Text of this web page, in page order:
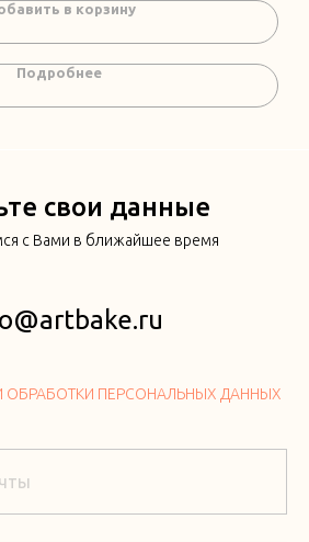
в корзину
Подробнее
свои данные
с Вами в ближайшее время
ОБРАБОТКИ ПЕРСОНАЛЬНЫХ ДАННЫХ